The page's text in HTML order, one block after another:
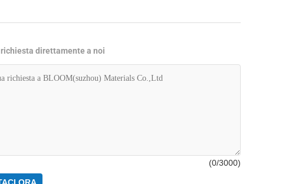
direttamente a noi
(0/3000)